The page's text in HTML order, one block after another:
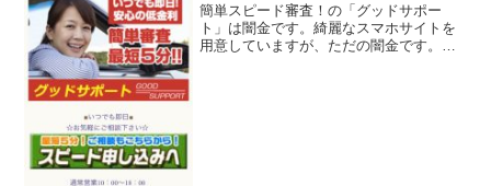
簡単スピード審査！の「グッドサポー
ト」は闇金です。綺麗なスマホサイトを
用意していますが、ただの闇金です。い